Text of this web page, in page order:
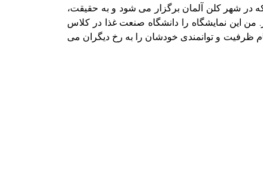
که در شهر کلن آلمان برگزار می شود و به حقیقت،
من این نمایشگاه را دانشگاه صنعت غذا در کلاس
ظرفیت و توانمندی خودشان را به رخ دیگران می